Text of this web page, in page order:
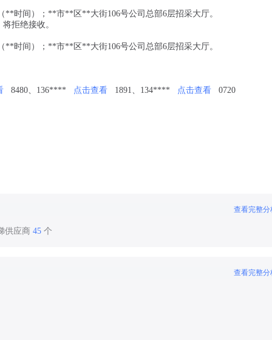
**时间）；**市**区**大街106号公司总部6层招采大厅。
拒绝接收。
**时间）；**市**区**大街106号公司总部6层招采大厅。
8480、136**** 点击查看 1891、134**** 点击查看 0720
查看完整分
供应商 45 个
查看完整分